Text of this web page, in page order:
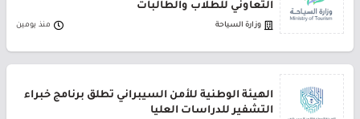
التعاوني للطلاب والطالبات
وزارة السياحة منذ يومين
الهيئة الوطنية للأمن السيبراني تطلق برنامج خبراء
التشفير للدراسات العليا